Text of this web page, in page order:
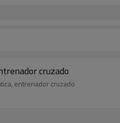
cruzado
entrenador cruzado